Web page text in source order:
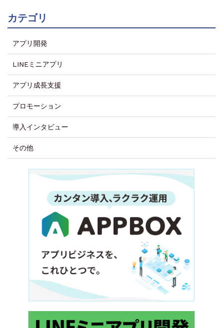
カテゴリ
アプリ開発
LINEミニアプリ
アプリ成長支援
プロモーション
導入インタビュー
その他